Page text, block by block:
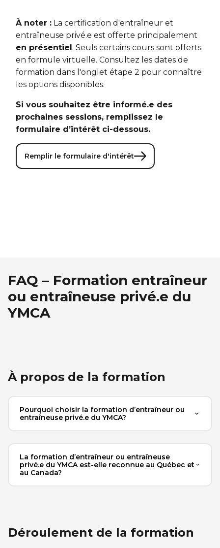
À noter : La certification d'entraîneur et
entraîneuse privé.e est offerte principalement
en présentiel. Seuls certains cours sont offerts
en formule virtuelle. Consultez les dates de
formation dans l'onglet étape 2 pour connaître
les options disponibles.
Si vous souhaitez être informé.e des
prochaines sessions, remplissez le
formulaire d’intérêt ci-dessous.
Remplir le formulaire d'intérêt
FAQ – Formation entraîneur
ou entraîneuse privé.e du
YMCA
À propos de la formation
Pourquoi choisir la formation d’entraîneur ou
entraîneuse privé.e du YMCA?
La formation d’entraîneur ou entraîneuse
privé.e du YMCA est-elle reconnue au Québec et
au Canada?
Déroulement de la formation